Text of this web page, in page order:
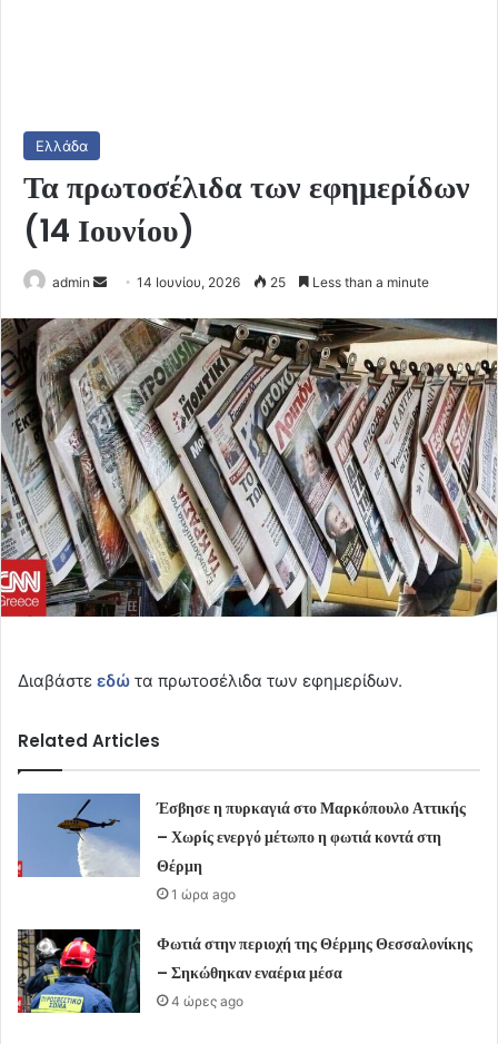
Ελλάδα
Τα πρωτοσέλιδα των εφημερίδων
(14 Ιουνίου)
admin
Send
email
14 Ιουνίου, 2026 25 Less than a minute
Διαβάστε εδώ τα πρωτοσέλιδα των εφημερίδων.
Related Articles
Έσβησε η πυρκαγιά στο Μαρκόπουλο Αττικής
– Χωρίς ενεργό μέτωπο η φωτιά κοντά στη
Θέρμη
1 ώρα ago
Φωτιά στην περιοχή της Θέρμης Θεσσαλονίκης
– Σηκώθηκαν εναέρια μέσα
4 ώρες ago